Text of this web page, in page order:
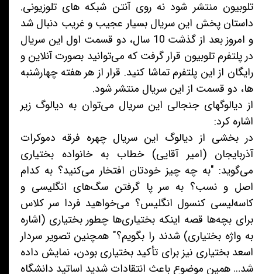
تلوبیون منتشر شود نه روی آنتن شبکه های تلوزیونی.
داستان پخش این سریال بسیار عجیب و غریب دنبال شد
و امروز بعد از گذشت 10 سال، دو قسمت اول این سریال
در پلتفرم تلوبیون قرار گرفت که می‌توانید بصورت آنلاین و
رایگان از این پلتفرم تماشا کنید. قرار از هر هفته چهارشنبه
ها، دو قسمت از این سریال منتشر شود.
از دیالوگهای جنجالی این سریال می‌توان به دیالوگ زیر
اشاره کرد:
در بخشی از دیالوگ این سریال چهره فرقه دموکرات
آذربایجان (امیر آقایی) خطاب به خانواده بختیاری
می‌گوید: "به چه چیز خودتان افتخار می‌کنید؟ به کدام
اصل و نسب؟ به سر پا گرفتن سگ‌های انگلیسی و
کاسه‌لیسی کنسول انگلیس؟ می‌خواهید فردا سر کلاس
برای بچه‌ها قصه اینکه بختیاری‌ها چطور بختیاری (اشاره
به واژه بختیاری) شدند را بگویم؟" همچنین تصویر سردار
اسعد بختیاری نیز برای تأکید بختیاری بودن، نمایش داده
شد… همین موضوع باعث انتقادات شدید اساتید دانشگاه